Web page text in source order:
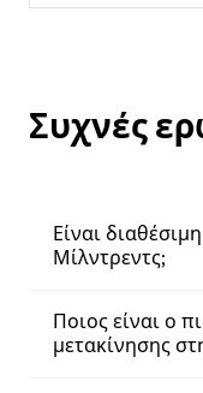
Συχνές
Είναι
Μίλντρεντς;
Ποιος είναι ο
μετακίνησης